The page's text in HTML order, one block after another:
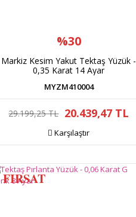
%30
Markiz Kesim Yakut Tektaş Yüzük -
0,35 Karat 14 Ayar
MYZM410004
29.199,25 TL 20.439,47 TL
Karşılaştır
FIRSAT